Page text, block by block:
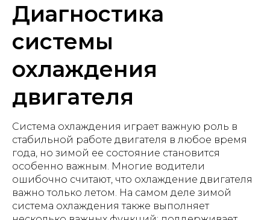
Диагностика
системы
охлаждения
двигателя
Система охлаждения играет важную роль в
стабильной работе двигателя в любое время
года, но зимой ее состояние становится
особенно важным. Многие водители
ошибочно считают, что охлаждение двигателя
важно только летом. На самом деле зимой
система охлаждения также выполняет